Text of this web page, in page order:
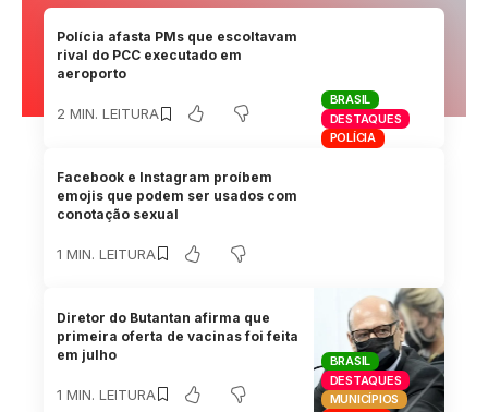
BRASIL
DESTAQUES
POLÍCIA
Polícia afasta PMs que escoltavam
rival do PCC executado em
aeroporto
2 MIN. LEITURA
Facebook e Instagram proíbem
emojis que podem ser usados com
conotação sexual
1 MIN. LEITURA
BRASIL
DESTAQUES
MUNICÍPIOS
Diretor do Butantan afirma que
primeira oferta de vacinas foi feita
em julho
1 MIN. LEITURA